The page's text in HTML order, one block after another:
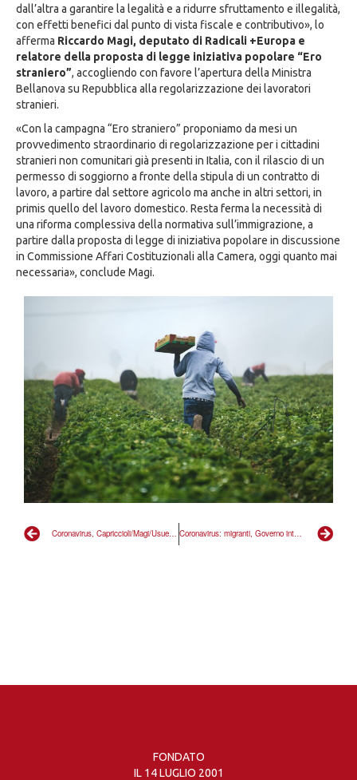
Coronavirus, Capriccioli/Magi/Usuelli: Alitalia chiarisca protocolli di sicurezza Coronavirus: migranti, Governo intervenga per ridurre subito presenze nei Cpr
dall’altra a garantire la legalità e a ridurre sfruttamento e illegalità,
con effetti benefici dal punto di vista fiscale e contributivo», lo
afferma Riccardo Magi, deputato di Radicali +Europa e
relatore della proposta di legge iniziativa popolare “Ero
straniero”, accogliendo con favore l’apertura della Ministra
Bellanova su Repubblica alla regolarizzazione dei lavoratori
stranieri.
«Con la campagna “Ero straniero” proponiamo da mesi un
provvedimento straordinario di regolarizzazione per i cittadini
stranieri non comunitari già presenti in Italia, con il rilascio di un
permesso di soggiorno a fronte della stipula di un contratto di
lavoro, a partire dal settore agricolo ma anche in altri settori, in
primis quello del lavoro domestico. Resta ferma la necessità di
una riforma complessiva della normativa sull’immigrazione, a
partire dalla proposta di legge di iniziativa popolare in discussione
in Commissione Affari Costituzionali alla Camera, oggi quanto mai
necessaria», conclude Magi.
FONDATO
IL 14 LUGLIO 2001